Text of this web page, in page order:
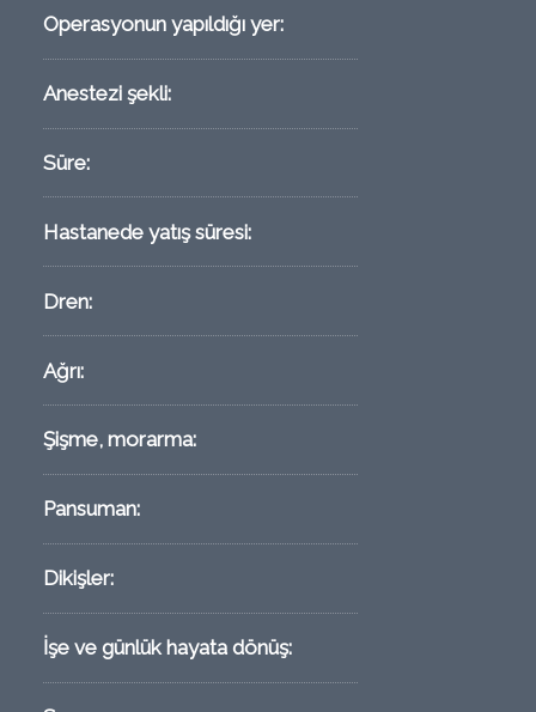
Operasyonun yapıldığı yer:
Anestezi şekli:
Süre:
Hastanede yatış süresi:
Dren:
Ağrı:
Şişme, morarma:
Pansuman:
Dikişler:
İşe ve günlük hayata dönüş: